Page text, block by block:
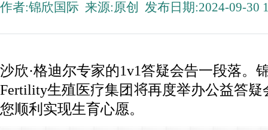
作者:锦欣国际 来源:原创 发布日期:2024-09-30
沙欣·格迪尔专家的1v1答疑会告一段落。
Fertility生殖医疗集团将再度举办公益答
您顺利实现生育心愿。